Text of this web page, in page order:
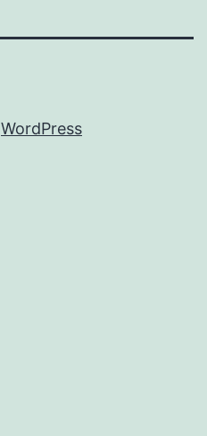
WordPress